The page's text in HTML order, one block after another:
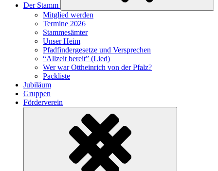
Der Stamm
Untermenü
Mitglied werden
Termine 2026
Stammesämter
Unser Heim
Pfadfindergesetze und Versprechen
“Allzeit bereit” (Lied)
Wer war Ottheinrich von der Pfalz?
Packliste
Jubiläum
Gruppen
Förderverein